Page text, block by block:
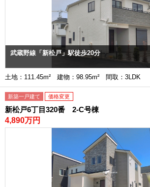
武蔵野線「新松戸」駅徒歩20分
土地：111.45m² 建物：98.95m² 間取：3LDK
新築一戸建て 価格変更
新松戸6丁目320番 2-C号棟
4,890万円